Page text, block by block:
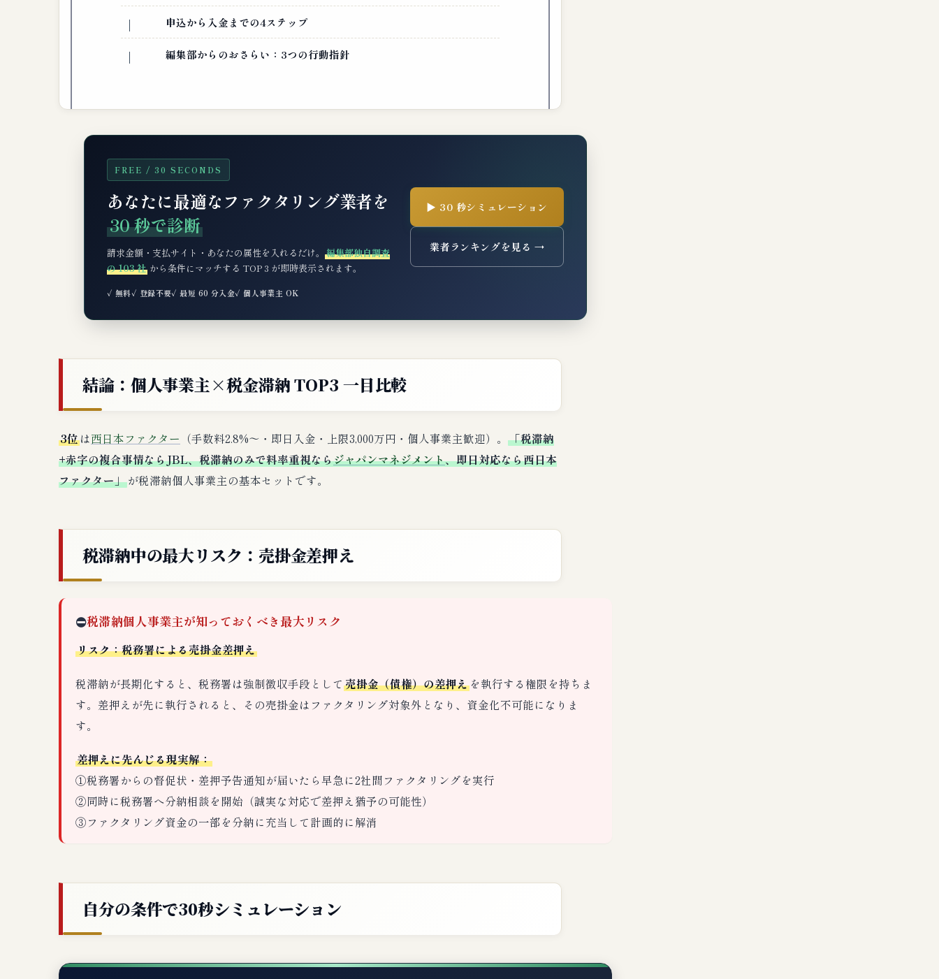
申込から入金までの4ステップ
編集部からのおさらい：3つの行動指針
FREE / 30 SECONDS
あなたに最適なファクタリング業者を
30 秒で診断
請求金額・支払サイト・あなたの属性を入れるだけ。 編集部独自調査
の 103 社 から条件にマッチする TOP 3 が即時表示されます。
✓ 無料✓ 登録不要✓ 最短 60 分入金✓ 個人事業主 OK
▶ 30 秒シミュレーション
業者ランキングを見る →
結論：個人事業主×税金滞納 TOP3 一目比較
3位は西日本ファクター （手数料2.8%〜・即日入金・上限3,000万円・個人事業主歓迎）。
「税滞納
+赤字の複合事情ならJBL、税滞納のみで料率重視ならジャパンマネジメント、即日対応なら西日本
ファクター」が税滞納個人事業主の基本セットです。
税滞納中の最大リスク：売掛金差押え
⛔税滞納個人事業主が知っておくべき最大リスク
リスク：税務署による売掛金差押え
税滞納が長期化すると、税務署は強制徴収手段として 売掛金（債権）の差押え を執行する権限を持ちま
す。差押えが先に執行されると、その売掛金はファクタリング対象外となり、資金化不可能になりま
す。
差押えに先んじる現実解：
①税務署からの督促状・差押予告通知が届いたら早急に2社間ファクタリングを実行
②同時に税務署へ分納相談を開始（誠実な対応で差押え猶予の可能性）
③ファクタリング資金の一部を分納に充当して計画的に解消
自分の条件で30秒シミュレーション